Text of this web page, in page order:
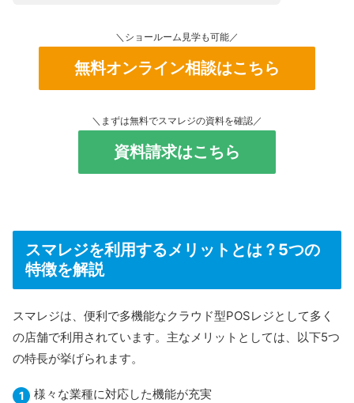
＼ショールーム見学も可能／
無料オンライン相談はこちら
＼まずは無料でスマレジの資料を確認／
資料請求はこちら
スマレジを利用するメリットとは？5つの
特徴を解説
スマレジは、便利で多機能なクラウド型POSレジとして多く
の店舗で利用されています。主なメリットとしては、以下5つ
の特長が挙げられます。
様々な業種に対応した機能が充実